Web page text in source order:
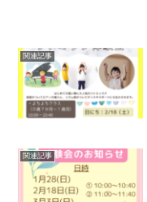
関連記事
関連記事